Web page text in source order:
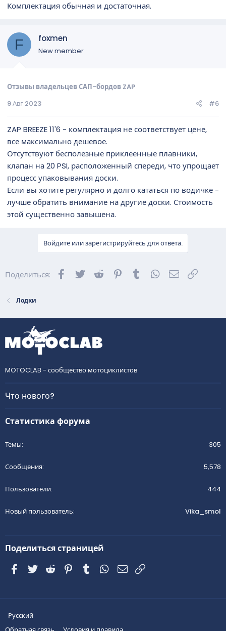
Комплектация обычная и достаточная.
F foxmen
New member
Отзывы владельцев САП-бордов ZAP
9 Авг 2023
#6
ZAP BREEZE 11'6 - комплектация не соответствует цене,
все максимально дешевое.
Отсутствуют бесполезные приклеенные плавники,
клапан на 20 PSI, расположенный спереди, что упрощает
процесс упаковывания доски.
Если вы хотите регулярно и долго кататься по водичке -
лучше обратить внимание на другие доски. Стоимость
этой существенно завышена.
Войдите или зарегистрируйтесь для ответа.
Поделиться: Facebook
Twitter Reddit Pinterest
Tumblr WhatsApp
Лодки
MOTOCLAB - сообщество мотоциклистов
Что нового?
Статистика форума
Темы 305
Сообщения 5,578
Пользователи 444
Новый пользователь Vika_smol
Поделиться страницей
FacebookTwitterReddit PinterestTumblrWhatsAppЭлектронная почта
Русский